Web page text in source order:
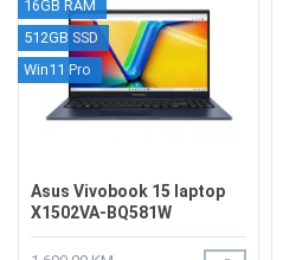
16GB RAM
512GB SSD
Win11 Pro
Asus Vivobook 15 laptop
X1502VA-BQ581W